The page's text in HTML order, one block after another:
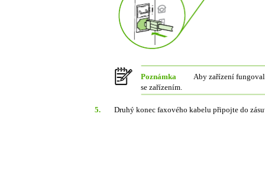
Poznámka
Aby zařízení
se zařízením.
5. Druhý konec faxového kabelu připojte do